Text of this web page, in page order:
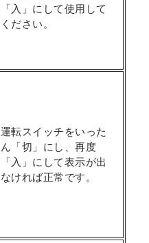
「入」にして使用して
ください。
運転スイッチをいった
ん「切」にし、再度
「入」にして表示が出
なければ正常です。